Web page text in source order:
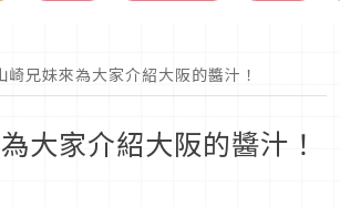
崎兄妹來為大家介紹大阪的醬汁！
大家介紹大阪的醬汁！